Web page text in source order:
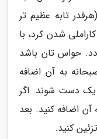
تابه عظیم تر
شدن کرد، با
حواس تان باشد
خامه صبحانه به آن اضافه
یک دست شوند. اگر
اضافه کنید. بعد
کنید.